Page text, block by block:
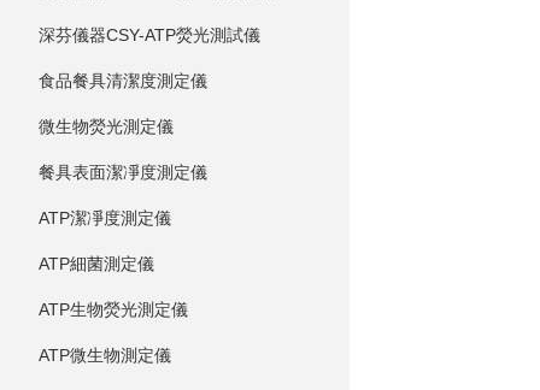
深芬儀器CSY-ATP熒光測試儀
食品餐具清潔度測定儀
微生物熒光測定儀
餐具表面潔凈度測定儀
ATP潔凈度測定儀
ATP細菌測定儀
ATP生物熒光測定儀
ATP微生物測定儀